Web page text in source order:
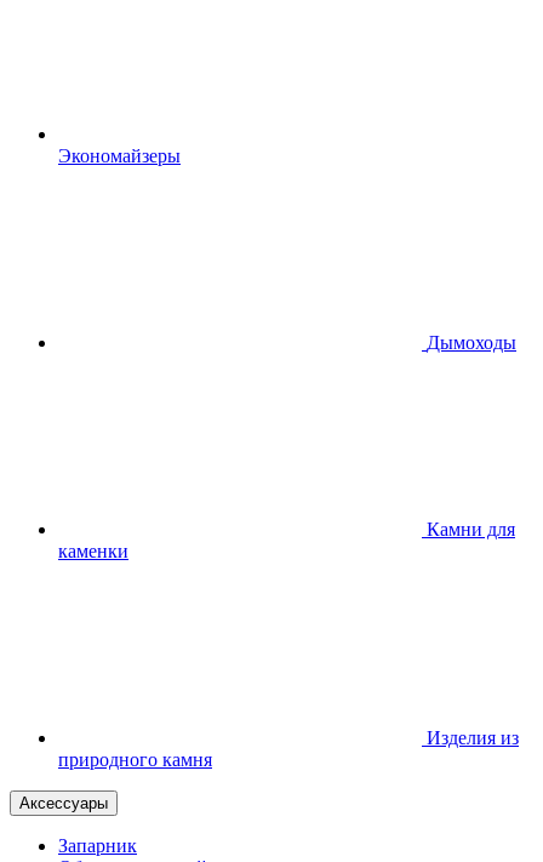
Экономайзеры
Дымоходы
Камни для
каменки
Изделия из
природного камня
Аксессуары
Запарник